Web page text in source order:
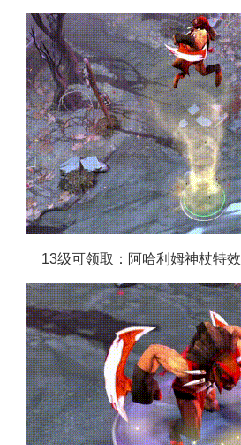
13级可领取：阿哈利姆神杖特效